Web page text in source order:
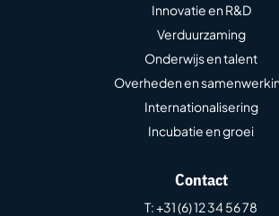
Innovatie en R&D
Verduurzaming
Onderwijs en talent
Overheden en
Internationalisering
Incubatie en groei
Contact
T: +31 (6) 12 34 56 78